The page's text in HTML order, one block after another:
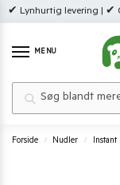
✔ Lynhurtig levering | ✔
MENU
Forside / Nudler /